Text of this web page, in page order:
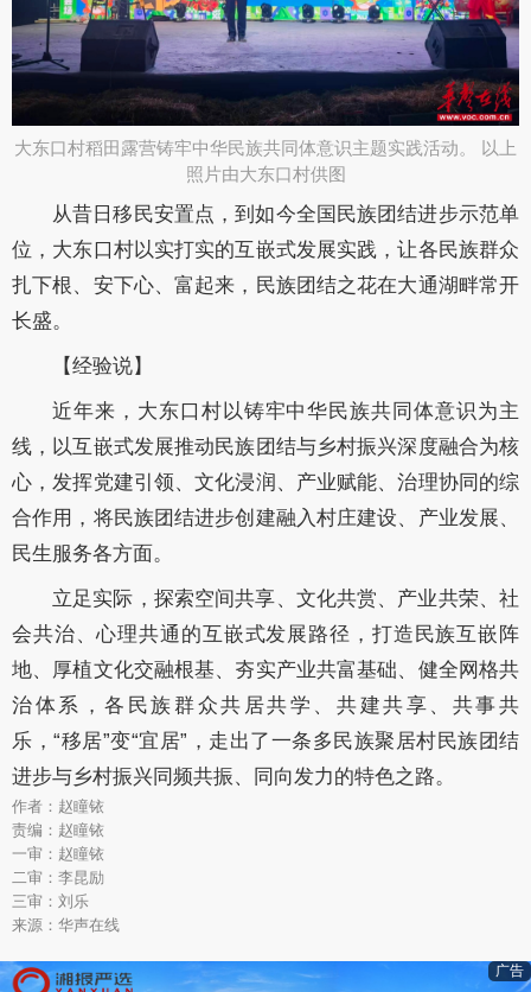
​大东口村稻田露营铸牢中华民族共同体意识主题实践活动。 以上
照片由大东口村供图
从昔日移民安置点，到如今全国民族团结进步示范单
位，大东口村以实打实的互嵌式发展实践，让各民族群众
扎下根、安下心、富起来，民族团结之花在大通湖畔常开
长盛。
【经验说】
近年来，大东口村以铸牢中华民族共同体意识为主
线，以互嵌式发展推动民族团结与乡村振兴深度融合为核
心，发挥党建引领、文化浸润、产业赋能、治理协同的综
合作用，将民族团结进步创建融入村庄建设、产业发展、
民生服务各方面。
立足实际，探索空间共享、文化共赏、产业共荣、社
会共治、心理共通的互嵌式发展路径，打造民族互嵌阵
地、厚植文化交融根基、夯实产业共富基础、健全网格共
治体系，各民族群众共居共学、共建共享、共事共
乐，“移居”变“宜居”，走出了一条多民族聚居村民族团结
进步与乡村振兴同频共振、同向发力的特色之路。
作者：赵瞳铱
责编：赵瞳铱
一审：赵瞳铱
二审：李昆励
三审：刘乐
来源：华声在线
广告